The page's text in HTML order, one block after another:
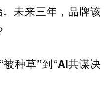
未来三年，品牌该
种草”到“AI共谋决